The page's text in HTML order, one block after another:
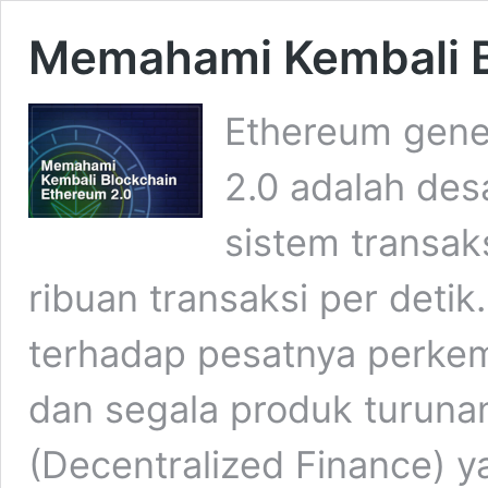
Memahami Kembali
Ethereum
2.0 adalah
sistem
ribuan transaksi per
terhadap pesatnya
dan segala produk
(Decentralized Finance)